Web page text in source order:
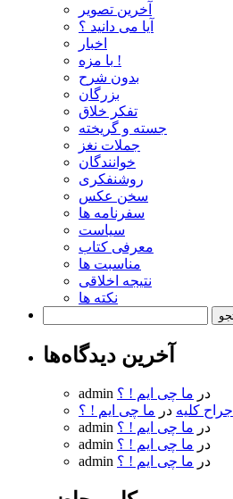
آخرین تصویر
آیا می دانید ؟
اخبار
با مزه !
بدون شرح
بزرگان
تفکر خلاق
جسته و گریخته
جملات نغز
خوانندگان
روشنفکری
سخن عکس
سفرنامه ها
سیاست
معرفی کتاب
مناسبت ها
نتیجه اخلاقی
نکته ها
آخرین دیدگاه‌ها
admin در ما چی ایم ! ؟
جراح کلیه در ما چی ایم ! ؟
admin
در ما چی ایم ! ؟
admin
در ما چی ایم ! ؟
admin
در ما چی ایم ! ؟